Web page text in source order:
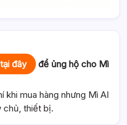
tại đây
để ủng hộ cho Mì
khi mua hàng nhưng Mì AI
chủ, thiết bị.